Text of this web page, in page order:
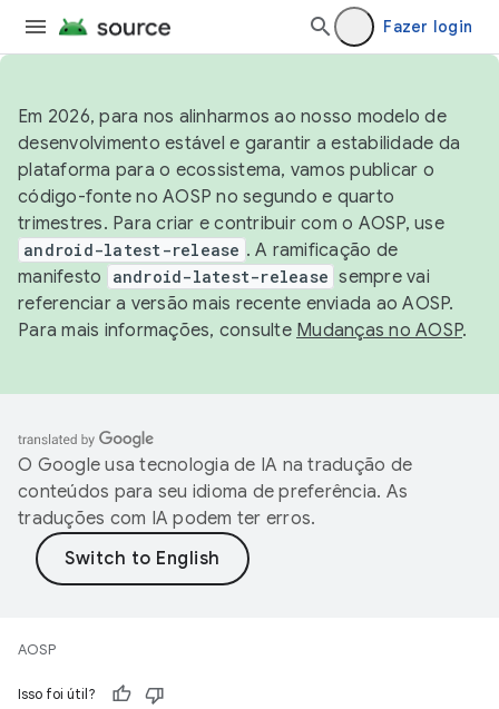
Fazer login
Em 2026, para nos alinharmos ao nosso modelo de
desenvolvimento estável e garantir a estabilidade da
plataforma para o ecossistema, vamos publicar o
código-fonte no AOSP no segundo e quarto
trimestres. Para criar e contribuir com o AOSP, use
android-latest-release . A ramificação de
manifesto
android-latest-release sempre vai
referenciar a versão mais recente enviada ao AOSP.
Para mais informações, consulte Mudanças no AOSP.
O Google usa tecnologia de IA na tradução de
conteúdos para seu idioma de preferência. As
traduções com IA podem ter erros.
AOSP
Isso foi útil?